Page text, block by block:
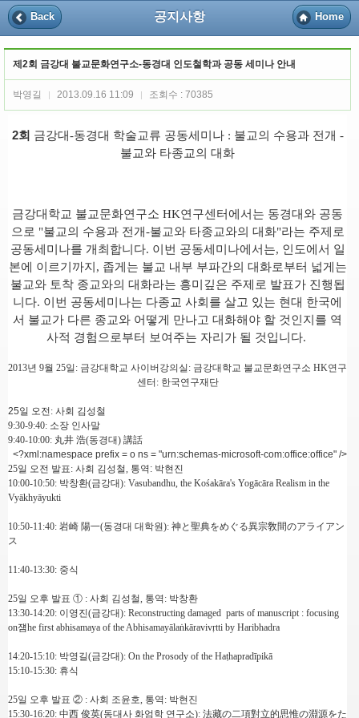
Back 공지사항 Home
제2회 금강대 불교문화연구소-동경대 인도철학과 공동 세미나 안내
박영길 2013.09.16 11:09 조회수 : 70385
2회 금강대-동경대 학술교류 공동세미나: 불교의 수용과 전개 -
불교와 타종교의 대화
금강대학교 불교문화연구소 HK연구센터에서는 동경대와 공동
으로 "불교의 수용과 전개-불교와 타종교와의 대화"라는 주제로
공동세미나를 개최합니다. 이번 공동세미나에서는, 인도에서 일
본에 이르기까지 , 좁게는 불교 내부 부파간의 대화로부터 넓게는
불교와 토착 종교와의 대화라는 흥미깊은 주제로 발표가 진행됩
니다. 이번 공동세미나는 다종교 사회를 살고 있는 현대 한국에
서 불교가 다른 종교와 어떻게 만나고 대화해야 할 것인지를 역
사적 경험으로부터 보여주는 자리가 될 것입니다.
2013년 9월 25일 : 금강대학교 사이버강의실 : 금강대학교 불교문화연구소 HK연구
센터 : 한국연구재단
25일 오전 : 사회 김성철
9:30-9:40: 소장 인사말
9:40-10:00: 丸井 浩(동경대) 講話
<?xml:namespace prefix = o ns = "urn:schemas-microsoft-com:office:office" />
25일 오전 발표: 사회 김성철, 통역: 박현진
10:00-10:50: 박창환(금강대): Vasubandhu, the Kośakāra's Yogācāra Realism in the
Vyākhyāyukti
10:50-11:40: 岩崎 陽一(동경대 대학원): 神と 聖典をめぐる異宗敎間のアライアン
ス
11:40-13:30: 중식
25일 오후 발표 ① : 사회 김성철, 통역 : 박창환
13:30-14:20: 이영진(금강대): Reconstructing damaged parts of manuscript : focusing
on쟴he first abhisamaya of the Abhisamayālaṅkāravivṛtti by Haribhadra
14:20-15:10: 박영길(금강대): On the Prosody of the Haṭhapradīpikā
15:10-15:30: 휴식
25일 오후 발표 ② : 사회 조윤호, 통역 : 박현진
15:30-16:20: 中西 俊英(동대사 화엄학 연구소): 法藏の二項對立的思惟の淵源をた